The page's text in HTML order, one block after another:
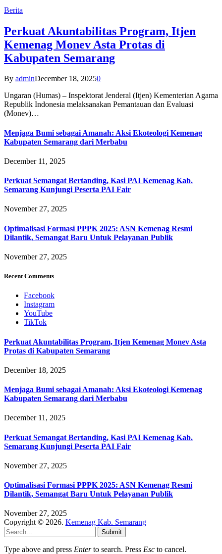
Berita
Perkuat Akuntabilitas Program, Itjen
Kemenag Monev Asta Protas di
Kabupaten Semarang
By adminDecember 18, 20250
Ungaran (Humas) – Inspektorat Jenderal (Itjen) Kementerian Agama
Republik Indonesia melaksanakan Pemantauan dan Evaluasi
(Monev)…
Menjaga Bumi sebagai Amanah: Aksi Ekoteologi Kemenag
Kabupaten Semarang dari Merbabu
December 11, 2025
Perkuat Semangat Bertanding, Kasi PAI Kemenag Kab.
Semarang Kunjungi Peserta PAI Fair
November 27, 2025
Optimalisasi Formasi PPPK 2025: ASN Kemenag Resmi
Dilantik, Semangat Baru Untuk Pelayanan Publik
November 27, 2025
Recent Comments
Facebook
Instagram
YouTube
TikTok
Perkuat Akuntabilitas Program, Itjen Kemenag Monev Asta
Protas di Kabupaten Semarang
December 18, 2025
Menjaga Bumi sebagai Amanah: Aksi Ekoteologi Kemenag
Kabupaten Semarang dari Merbabu
December 11, 2025
Perkuat Semangat Bertanding, Kasi PAI Kemenag Kab.
Semarang Kunjungi Peserta PAI Fair
November 27, 2025
Optimalisasi Formasi PPPK 2025: ASN Kemenag Resmi
Dilantik, Semangat Baru Untuk Pelayanan Publik
November 27, 2025
Copyright © 2026. Kemenag Kab. Semarang
Submit
Type above and press Enterto search. Press Esc to cancel.